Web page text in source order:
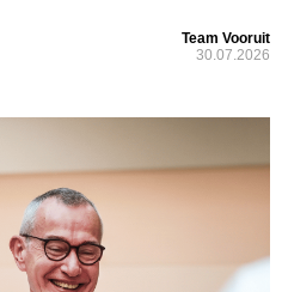
Team Vooruit
30.07.2026